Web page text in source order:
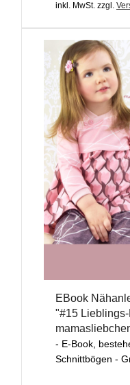
inkl. MwSt. zzgl.
EBook
"#15
- E-Book,
Schnittbögen -